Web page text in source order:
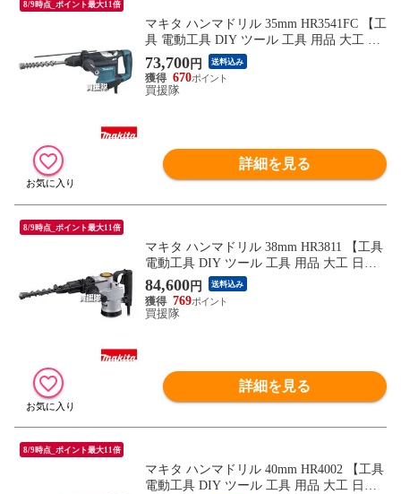
8/9時点_ポイント最大11倍
マキタ ハンマドリル 35mm HR3541FC 【工
具 電動工具 DIY ツール 工具 用品 大工 日
曜大工 穴あけ 穴 ネジ ハツリ makita 正規
品 日本仕様 マキタ正規取扱店】【おしゃ
れ おすすめ】
73,700円 送料込み
670
買援隊
詳細を見る
8/9時点_ポイント最大11倍
マキタ ハンマドリル 38mm HR3811 【工具
電動工具 DIY ツール 工具 用品 大工 日曜
大工 穴あけ 穴 ネジ ハツリ makita 正規品
日本仕様 マキタ正規取扱店】【おしゃれ
おすすめ】
84,600円 送料込み
769
買援隊
詳細を見る
8/9時点_ポイント最大11倍
マキタ ハンマドリル 40mm HR4002 【工具
電動工具 DIY ツール 工具 用品 大工 日曜